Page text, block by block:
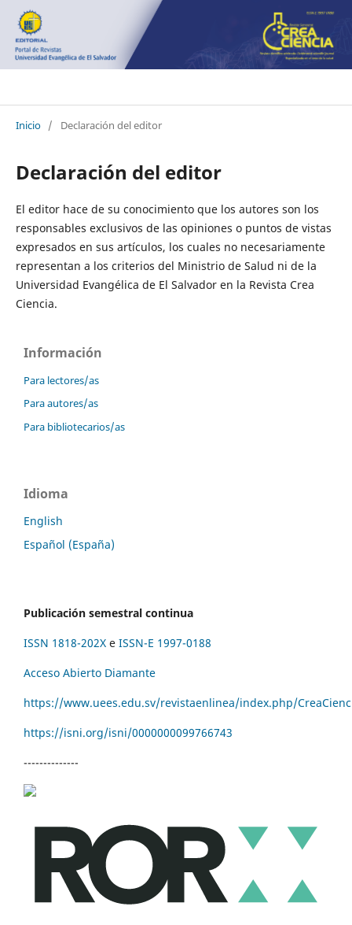
Inicio / Declaración del editor
Declaración del editor
El editor hace de su conocimiento que los autores son los
responsables exclusivos de las opiniones o puntos de vistas
expresados en sus artículos, los cuales no necesariamente
representan a los criterios del Ministrio de Salud ni de la
Universidad Evangélica de El Salvador en la Revista Crea
Ciencia.
Información
Para lectores/as
Para autores/as
Para bibliotecarios/as
Idioma
English
Español (España)
Publicación semestral continua
ISSN 1818-202X e ISSN-E 1997-0188
Acceso Abierto Diamante
https://www.uees.edu.sv/revistaenlinea/index.php/
https://isni.org/isni/0000000099766743
--------------